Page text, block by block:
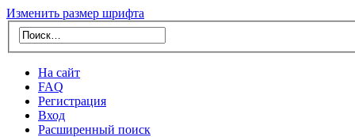
Изменить размер шрифта
На сайт
FAQ
Регистрация
Вход
Расширенный поиск